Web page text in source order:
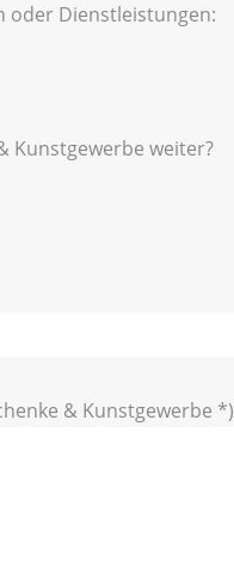
oder Dienstleistungen:
Kunstgewerbe weiter?
& Kunstgewerbe *)